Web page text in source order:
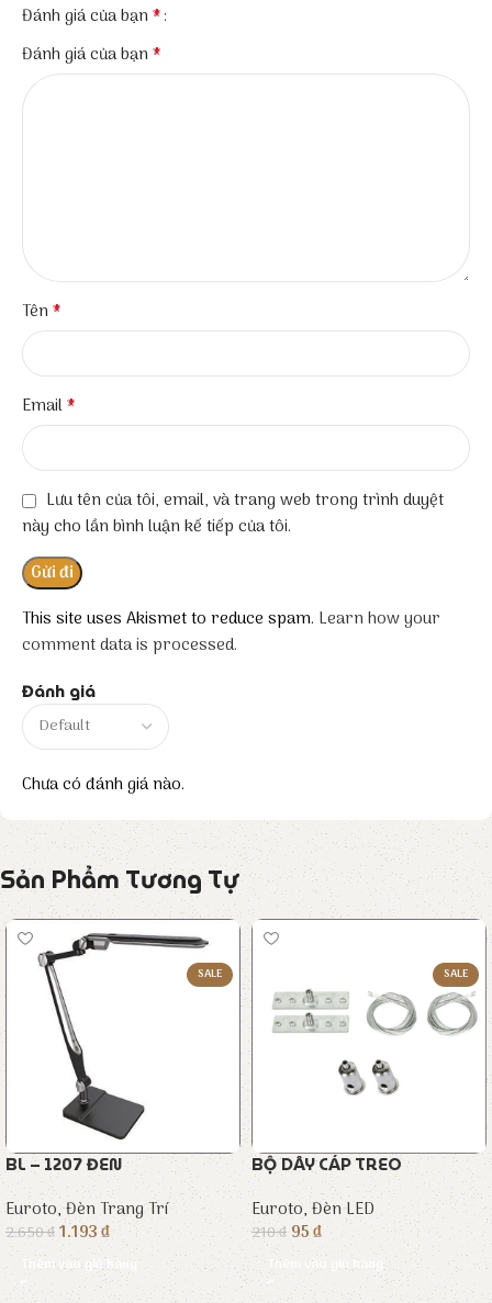
Đánh giá
Chưa có đánh giá nào.
Đánh giá của bạn*
Đánh giá của bạn*
Tên*
Email*
Lưu tên của tôi, email, và trang web trong trình duyệt
này cho lần bình luận kế tiếp của tôi.
This site uses Akismet to reduce spam. Learn how your
comment data is processed.
Sản Phẩm Tương Tự
SALE
BL – 1207 ĐEN
Euroto,Đèn Trang Trí
2.650₫1.193₫
Thêm vào giỏ hàng
SALE
BỘ DÂY CÁP TREO
Euroto,Đèn LED
210₫95₫
Thêm vào giỏ hàng